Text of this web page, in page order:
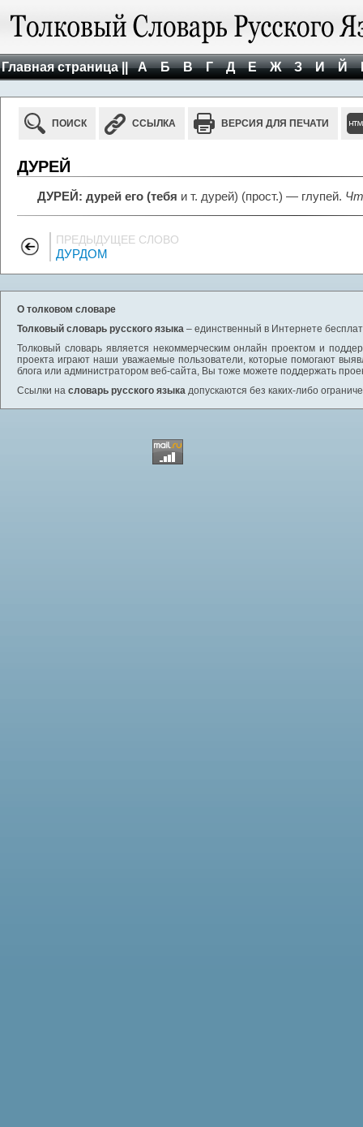
Главная страница || А Б В Г Д Е Ж З И Й
ПОИСК ССЫЛКА ВЕРСИЯ ДЛЯ ПЕЧАТИ
ДУРЕЙ
ДУРЕЙ: дурей его (тебя и т. дурей) (прост.) — глупей.
ПРЕДЫДУЩЕЕ СЛОВО
ДУРДОМ
О толковом словаре
Толковый словарь русского языка – единственный в Интернете
Толковый словарь является некоммерческим онлайн проектом и
проекта играют наши уважаемые пользователи, которые помогают
блога или администратором веб-сайта, Вы тоже можете поддержать
Ссылки на словарь русского языка допускаются без каких-либо